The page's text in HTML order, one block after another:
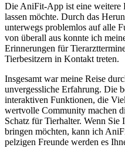
Die AniFit-App ist eine weitere
lassen möchte. Durch das
unterwegs problemlos auf alle
von überall aus konnte ich
Erinnerungen für
Tierbesitzern ⁢in Kontakt ⁤treten.
Insgesamt war meine Reise
unvergessliche Erfahrung. Die
interaktiven Funktionen, ⁣die
⁣wertvolle ‍Community machen
Schatz für Tierhalter. Wenn Sie
bringen möchten, kann ich
pelzigen Freunde werden es